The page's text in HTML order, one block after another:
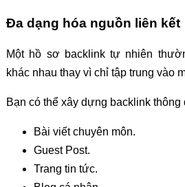
Đa dạng hóa nguồn liên kết
Một hồ sơ backlink tự nhiên
khác nhau thay vì chỉ tập trung vào
Bạn có thể xây dựng backlink thông
Bài viết chuyên môn.
Guest Post.
Trang tin tức.